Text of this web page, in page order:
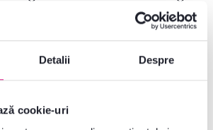
Detalii Despre
cookie-uri